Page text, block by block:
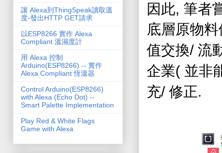
因此, 筆者
底層原物
值交換/ 流
企業( 並非
充/ 修正.
讓 Alexa到ThingSpeak讀取溫
度-發出HTTP GET請求
以ESP8266 實作 Alexa
Compliant 溫濕度計
用 Alexa 控制
Arduino(ESP8266) -- 實作
Alexa Compliant 恆溫器
Control Arduino(ESP8266)
with Alexa (Echo Dot) --
Smart Palette Implementation
Play Red & White Flags
Game with Alexa